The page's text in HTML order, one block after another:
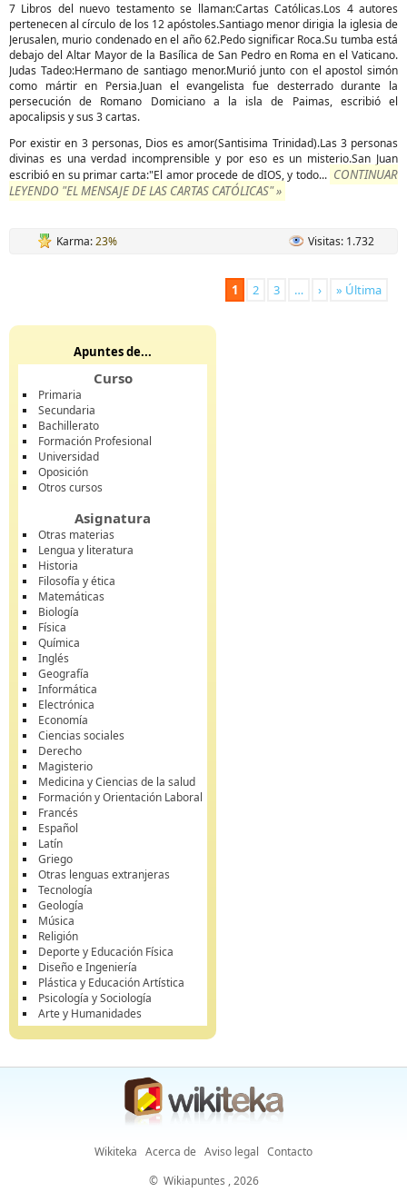
7 Libros del nuevo testamento se llaman:Cartas Católicas.Los 4 autores
pertenecen al círculo de los 12 apóstoles.Santiago menor dirigia la iglesia de
Jerusalen, murio condenado en el año 62.Pedo significar Roca.Su tumba está
debajo del Altar Mayor de la Basílica de San Pedro en Roma en el Vaticano.
Judas Tadeo:Hermano de santiago menor.Murió junto con el apostol simón
como mártir en Persia.Juan el evangelista fue desterrado durante la
persecución de Romano Domiciano a la isla de Paimas, escribió el
apocalipsis y sus 3 cartas.
Por existir en 3 personas, Dios es amor(Santisima Trinidad).Las 3 personas
divinas es una verdad incomprensible y por eso es un misterio.San Juan
escribió en su primar carta:"El amor procede de dIOS, y todo... CONTINUAR
LEYENDO "EL MENSAJE DE LAS CARTAS CATÓLICAS" »
Karma:23% Visitas: 1.732
1 2 3 … › » Última
Apuntes de...
Curso
Primaria
Secundaria
Bachillerato
Formación Profesional
Universidad
Oposición
Otros cursos
Asignatura
Otras materias
Lengua y literatura
Historia
Filosofía y ética
Matemáticas
Biología
Física
Química
Inglés
Geografía
Informática
Electrónica
Economía
Ciencias sociales
Derecho
Magisterio
Medicina y Ciencias de la salud
Formación y Orientación Laboral
Francés
Español
Latín
Griego
Otras lenguas extranjeras
Tecnología
Geología
Música
Religión
Deporte y Educación Física
Diseño e Ingeniería
Plástica y Educación Artística
Psicología y Sociología
Arte y Humanidades
Wikiteka Acerca de Aviso legal Contacto
© Wikiapuntes , 2026